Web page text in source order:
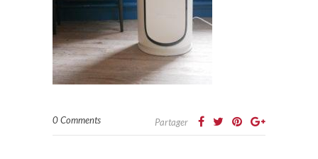
0 Comments Partager